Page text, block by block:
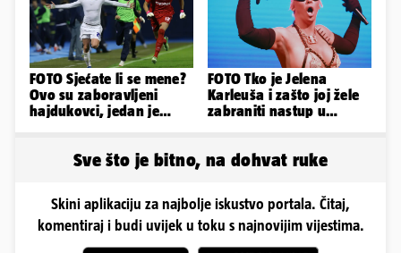
FOTO Sjećate li se mene?
Ovo su zaboravljeni
hajdukovci, jedan je
FOTO Tko je Jelena
Karleuša i zašto joj žele
zabraniti nastup u
Sve što je bitno, na dohvat ruke
Skini aplikaciju za najbolje iskustvo portala. Čitaj,
komentiraj i budi uvijek u toku s najnovijim vijestima.